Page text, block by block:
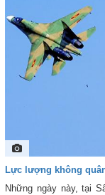
Lực lượng không
Những ngày này, tại